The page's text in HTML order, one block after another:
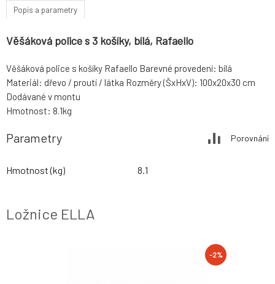
Popis a parametry
Věšáková police s 3 košíky, bílá, Rafaello
Věšáková police s košíky Rafaello Barevné provedení: bílá
Materiál: dřevo / proutí / látka Rozměry (ŠxHxV): 100x20x30 cm
Dodávané v montu
Hmotnost: 8.1kg
Parametry Porovnání
Hmotnost (kg) 8.1
Ložnice ELLA
-2%